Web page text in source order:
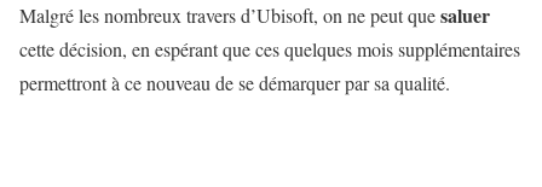
Malgré les nombreux travers d’Ubisoft, on ne peut quesaluer
cette décision, en espérant que ces quelques mois supplémentaires
permettront à ce nouveau de se démarquer par sa qualité.